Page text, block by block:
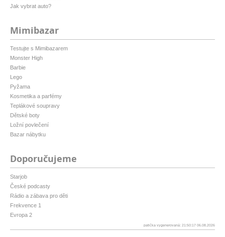
Jak vybrat auto?
Mimibazar
Testujte s Mimibazarem
Monster High
Barbie
Lego
Pyžama
Kosmetika a parfémy
Teplákové soupravy
Dětské boty
Ložní povlečení
Bazar nábytku
Doporučujeme
Starjob
České podcasty
Rádio a zábava pro děti
Frekvence 1
Evropa 2
patička vygenerovaná: 21:50:17 06.08.2026